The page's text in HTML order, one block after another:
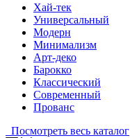
Хай-тек
Универсальный
Модерн
Минимализм
Арт-деко
Барокко
Классический
Современный
Прованс
Посмотреть весь каталог